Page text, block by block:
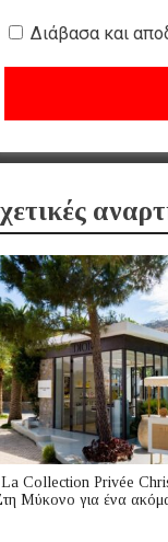
Διάβασα και
La Collection Privée
Μύκονο για ένα